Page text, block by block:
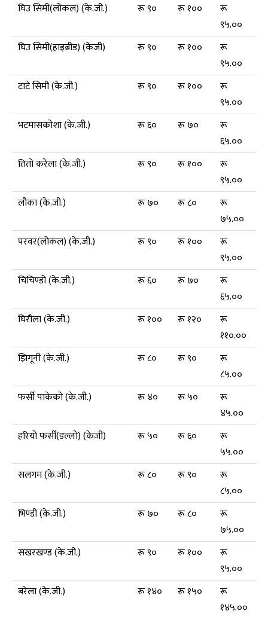
घिउ सिमी(लोकल) (के.जी.)
रू ९० रू १००
रू
९५.००
घिउ सिमी(हाइब्रीड) (केजी)
रू ९० रू १००
रू
९५.००
टाटे सिमी (के.जी.)
रू ९० रू १००
रू
९५.००
भटमासकोशा (के.जी.)
रू ६० रू ७०
रू
६५.००
तितो करेला (के.जी.)
रू ९० रू १००
रू
९५.००
लौका (के.जी.)
रू ७० रू ८०
रू
७५.००
परवर(लोकल) (के.जी.)
रू ९० रू १००
रू
९५.००
चिचिण्डो (के.जी.)
रू ६० रू ७०
रू
६५.००
घिरौला (के.जी.)
रू १०० रू १२०
रू
११०.००
झिगूनी (के.जी.)
रू ८० रू ९०
रू
८५.००
फर्सी पाकेको (के.जी.)
रू ४० रू ५०
रू
४५.००
हरियो फर्सी(डल्लो) (केजी)
रू ५० रू ६०
रू
५५.००
सलगम (के.जी.)
रू ८० रू ९०
रू
८५.००
भिण्डी (के.जी.)
रू ७० रू ८०
रू
७५.००
सखरखण्ड (के.जी.)
रू ९० रू १००
रू
९५.००
बरेला (के.जी.)
रू १४० रू १५०
रू
१४५.००